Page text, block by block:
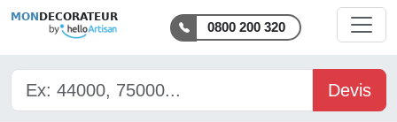
MON DECORATEUR
0800 200 320
Devis